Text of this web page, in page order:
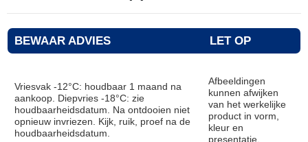
BEWAAR ADVIES LET OP
Vriesvak -12°C: houdbaar 1 maand na
aankoop. Diepvries -18°C: zie
houdbaarheidsdatum. Na ontdooien niet
opnieuw invriezen. Kijk, ruik, proef na de
houdbaarheidsdatum.
Afbeeldingen
kunnen afwijken
van het werkelijke
product in vorm,
kleur en
presentatie.